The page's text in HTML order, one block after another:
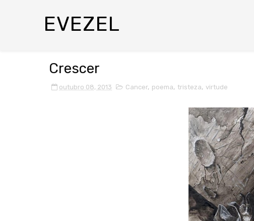
EVEZEL
Crescer
outubro 08, 2013 Cancer, poema, tristeza, virtude